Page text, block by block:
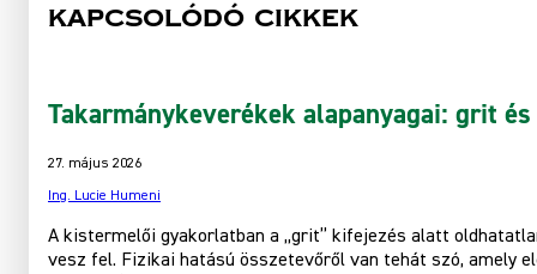
Kapcsolódó cikkek
Takarmánykeverékek alapanyagai: grit és
27. május 2026
Ing. Lucie Humeni
A kistermelői gyakorlatban a „grit” kifejezés alatt
vesz fel. Fizikai hatású összetevőről van tehát szó, amely